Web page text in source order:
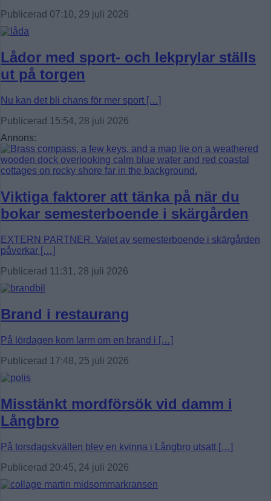
Publicerad 07:10, 29 juli 2026
Lådor med sport- och lekprylar ställs
ut på torgen
Nu kan det bli chans för mer sport […]
Publicerad 15:54, 28 juli 2026
Annons:
Viktiga faktorer att tänka på när du
bokar semesterboende i skärgården
EXTERN PARTNER. Valet av semesterboende i skärgården
påverkar […]
Publicerad 11:31, 28 juli 2026
Brand i restaurang
På lördagen kom larm om en brand i […]
Publicerad 17:48, 25 juli 2026
Misstänkt mordförsök vid damm i
Långbro
På torsdagskvällen blev en kvinna i Långbro utsatt […]
Publicerad 20:45, 24 juli 2026